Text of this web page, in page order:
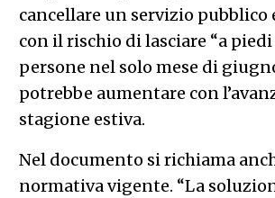
cancellare un servizio pubblico
con il rischio di lasciare “a piedi
persone nel solo mese di
potrebbe aumentare con
stagione estiva.
Nel documento si richiama
normativa vigente. “La